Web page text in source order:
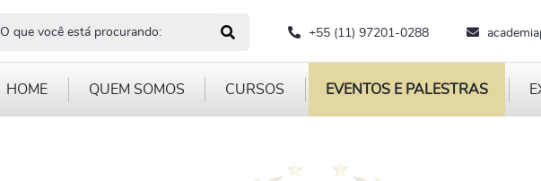
que você está procurando?
+55 (11) 97201-0288
HOME QUEM SOMOS CURSOS EVENTOS E PALESTRAS